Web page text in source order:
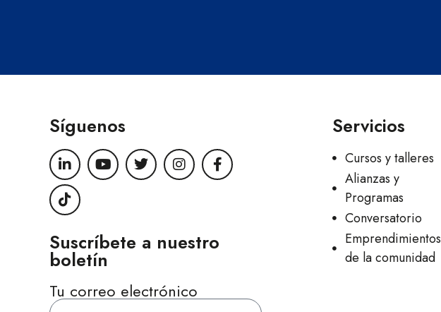
Síguenos
Suscríbete a nuestro
boletín
Tu correo electrónico
Servicios
Cursos y talleres
Alianzas y
Programas
Conversatorio
Emprendimientos
de la comunidad